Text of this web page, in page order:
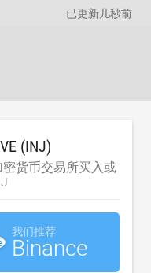
已更新几秒前
(INJ)
货币交易所买入或
我们推荐
Binance